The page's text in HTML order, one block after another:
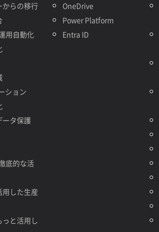
からの移行
用自動化
ション
ータ保護
底的な活
用した生産
と活用し
OneDrive
Power Platform
Entra ID